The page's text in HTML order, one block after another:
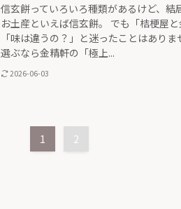
信玄餅っていろいろ種類があるけど、
お土産といえば信玄餅。 でも「桔梗屋
「味は違うの？」と迷ったことはあり
選ぶなら金精軒の「極上...
2026-06-03
1 2